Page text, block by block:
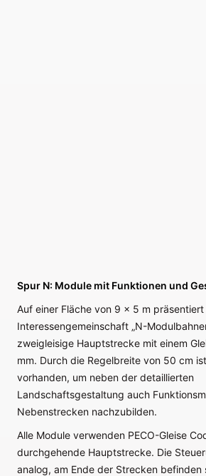
Spur N: Module mit Funktionen und
Auf einer Fläche von 9 x 5 m
Interessengemeinschaft „N-
zweigleisige Hauptstrecke mit einem
mm. Durch die Regelbreite von 50 cm
vorhanden, um neben der detaillierten
Landschaftsgestaltung auch
Nebenstrecken nachzubilden.
Alle Module verwenden PECO-Gleise
durchgehende Hauptstrecke. Die
analog, am Ende der Strecken befinden